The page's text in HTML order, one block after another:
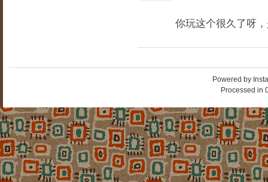
你玩这个很久了呀
Powered by
Processed in